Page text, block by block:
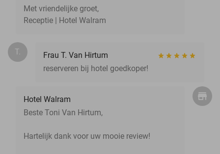
Met vriendelijke groet,
Receptie | Hotel Walram
T.
Frau T. Van Hirtum
reserveren bij hotel goedkoper!
Hotel Walram
Beste Toni Van Hirtum,
Hartelijk dank voor uw mooie review!